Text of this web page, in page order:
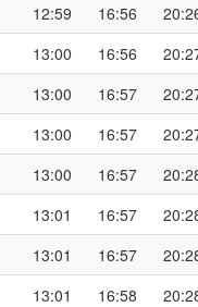
12:59 16:56
13:00 16:56
13:00 16:57
13:00 16:57
13:00 16:57
13:01 16:57
13:01 16:57
13:01 16:58